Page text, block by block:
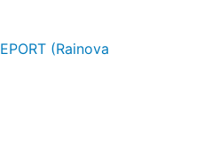
(Rainova